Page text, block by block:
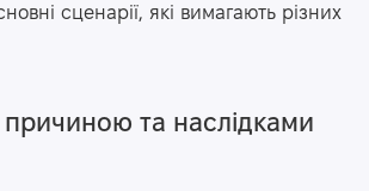
сценарії, які вимагають різних
причиною та наслідками